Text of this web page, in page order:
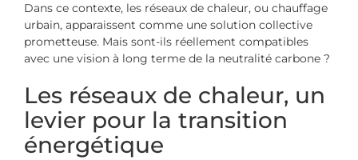
Dans ce contexte, les réseaux de chaleur, ou chauffage
urbain, apparaissent comme une solution collective
prometteuse. Mais sont-ils réellement compatibles
avec une vision à long terme de la neutralité carbone ?
Les réseaux de chaleur, un
levier pour la transition
énergétique